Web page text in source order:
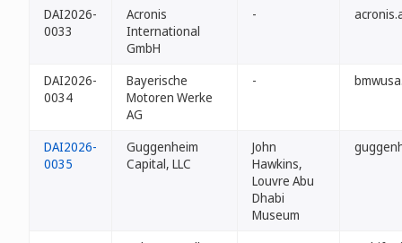
DAI2026-
0033
Acronis
International
GmbH
-
DAI2026-
0034
Bayerische
Motoren Werke
AG
-
DAI2026-
0035
Guggenheim
Capital, LLC
John
Hawkins,
Louvre Abu
Dhabi
Museum